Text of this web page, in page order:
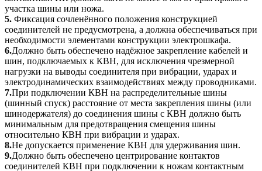
участка шины или ножа.
5. Фиксация сочленённого положения конструкцией
соединителей не предусмотрена, а должна обеспечиваться при
необходимости элементами конструкции электрошкафа.
6.Должно быть обеспечено надёжное закрепление кабелей и
шин, подключаемых к КВН, для исключения чрезмерной
нагрузки на выводы соединителя при вибрации, ударах и
электродинамических взаимодействиях между проводниками.
7.При подключении КВН на распределительные шины
(шинный спуск) расстояние от места закрепления шины (или
шинодержателя) до соединения шины с КВН должно быть
минимальным для предотвращения смещения шины
относительно КВН при вибрации и ударах.
8.Не допускается применение КВН для удерживания шин.
9.Должно быть обеспечено центрирование контактов
соединителей КВН при подключении к ножам контактным